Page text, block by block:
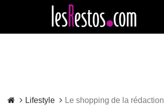
Lifestyle Le shopping de la rédaction